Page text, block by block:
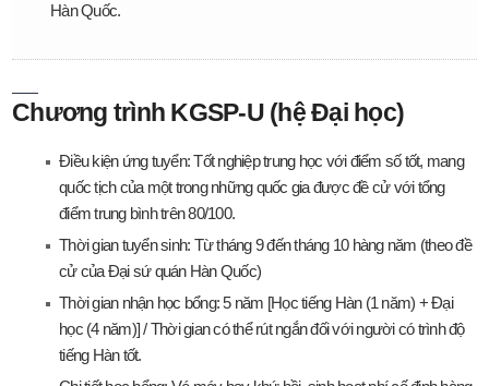
Hàn Quốc.
Chương trình KGSP-U (hệ Đại học)
Điều kiện ứng tuyển: Tốt nghiệp trung học với điểm số tốt, mang
quốc tịch của một trong những quốc gia được đề cử với tổng
điểm trung bình trên 80/100.
Thời gian tuyển sinh: Từ tháng 9 đến tháng 10 hàng năm (theo đề
cử của Đại sứ quán Hàn Quốc)
Thời gian nhận học bổng: 5 năm [Học tiếng Hàn (1 năm) + Đại
học (4 năm)] / Thời gian có thể rút ngắn đối với người có trình độ
tiếng Hàn tốt.